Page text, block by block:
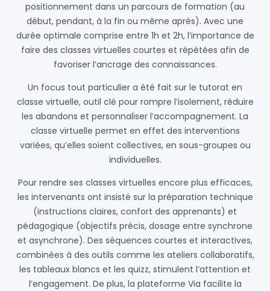
positionnement dans un parcours de formation (au
début, pendant, à la fin ou même après). Avec une
durée optimale comprise entre 1h et 2h, l’importance de
faire des classes virtuelles courtes et répétées afin de
favoriser l’ancrage des connaissances.
Un focus tout particulier a été fait sur le tutorat en
classe virtuelle, outil clé pour rompre l’isolement, réduire
les abandons et personnaliser l’accompagnement. La
classe virtuelle permet en effet des interventions
variées, qu’elles soient collectives, en sous-groupes ou
individuelles.
Pour rendre ses classes virtuelles encore plus efficaces,
les intervenants ont insisté sur la préparation technique
(instructions claires, confort des apprenants) et
pédagogique (objectifs précis, dosage entre synchrone
et asynchrone). Des séquences courtes et interactives,
combinées à des outils comme les ateliers collaboratifs,
les tableaux blancs et les quizz, stimulent l’attention et
l’engagement. De plus, la plateforme Via facilite la